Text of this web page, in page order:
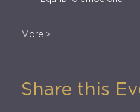
More >
Share this